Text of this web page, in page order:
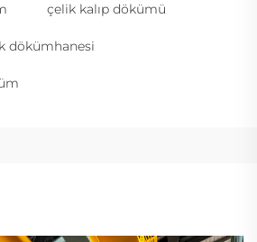
çelik kalıp dökümü
dökümhanesi